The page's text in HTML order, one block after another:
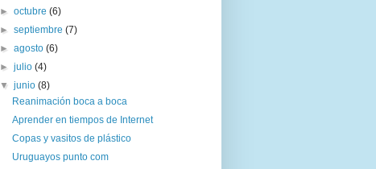
►octubre(6)
►septiembre(7)
►agosto(6)
►julio(4)
▼junio(8)
Reanimación boca a boca
Aprender en tiempos de Internet
Copas y vasitos de plástico
Uruguayos punto com